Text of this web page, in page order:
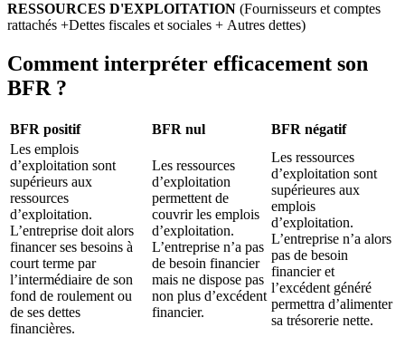
RESSOURCES D'EXPLOITATION (Fournisseurs et comptes
rattachés +Dettes fiscales et sociales + Autres dettes)
Comment interpréter efficacement son
BFR ?
BFR positif BFR nul
BFR négatif
Les emplois
d’exploitation sont
supérieurs aux
ressources
d’exploitation.
L’entreprise doit alors
financer ses besoins à
court terme par
l’intermédiaire de son
fond de roulement ou
de ses dettes
financières.
Les ressources
d’exploitation
permettent de
couvrir les emplois
d’exploitation.
L’entreprise n’a pas
de besoin financier
mais ne dispose pas
non plus d’excédent
financier.
Les ressources
d’exploitation sont
supérieures aux
emplois
d’exploitation.
L’entreprise n’a alors
pas de besoin
financier et
l’excédent généré
permettra d’alimenter
sa trésorerie nette.